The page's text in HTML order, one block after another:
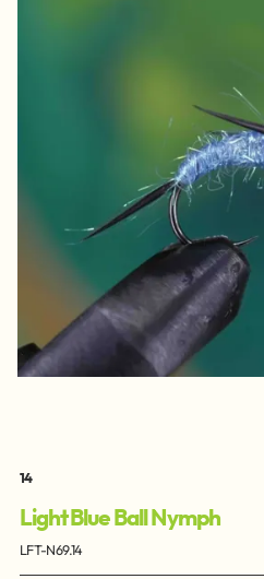
14
Light Blue Ball Nymph
LFT-N69.14